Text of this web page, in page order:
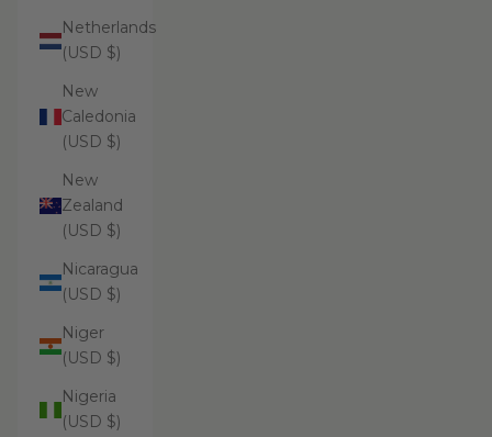
Netherlands
(USD $)
New
Caledonia
(USD $)
New
Zealand
(USD $)
Nicaragua
(USD $)
Niger
(USD $)
Nigeria
(USD $)